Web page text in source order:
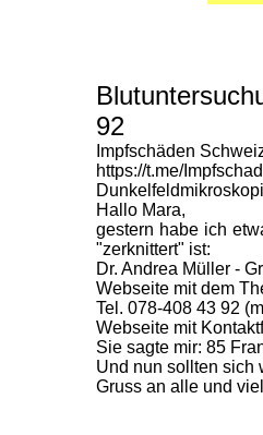
92
Impfschäden
https://t.me/
Hallo Mara,
gestern habe ich
"zerknittert" ist:
Dr. Andrea Müller -
Webseite mit dem
Tel. 078-408 43 92
Webseite mit
Sie sagte mir: 85
Und nun sollten sich
Gruss an alle und